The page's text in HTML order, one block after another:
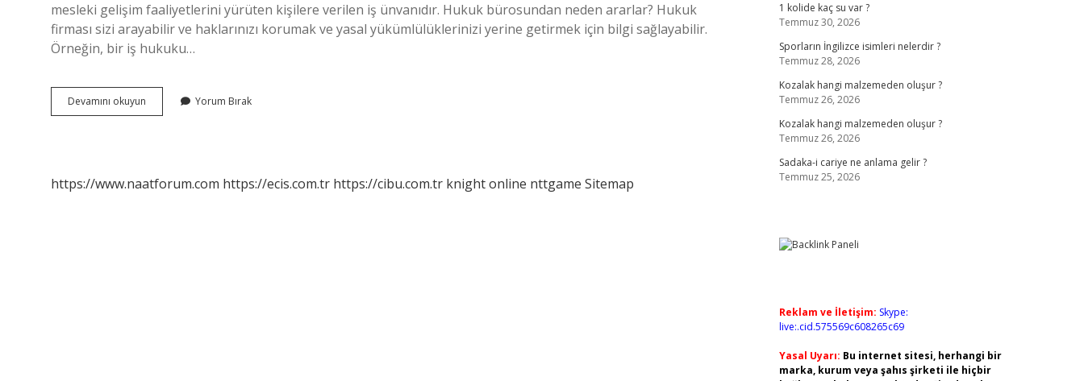
mesleki gelişim faaliyetlerini yürüten kişilere verilen iş ünvanıdır. Hukuk bürosundan neden ararlar? Hukuk
firması sizi arayabilir ve haklarınızı korumak ve yasal yükümlülüklerinizi yerine getirmek için bilgi sağlayabilir.
Örneğin, bir iş hukuku…
Devamını okuyun
Bürosu
Yapar
Yorum Bırak
https://www.naatforum.com https://ecis.com.tr https://cibu.com.tr knight online nttgame Sitemap
1 kolide kaç su var ?
Temmuz 30, 2026
Sporların İngilizce isimleri nelerdir ?
Temmuz 28, 2026
Kozalak hangi malzemeden oluşur ?
Temmuz 26, 2026
Kozalak hangi malzemeden oluşur ?
Temmuz 26, 2026
Sadaka-i cariye ne anlama gelir ?
Temmuz 25, 2026
Reklam ve İletişim: Skype:
live:.cid.575569c608265c69
Yasal Uyarı: Bu internet sitesi, herhangi bir
marka, kurum veya şahıs şirketi ile hiçbir